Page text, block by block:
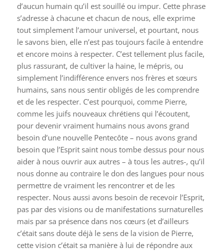
d’aucun humain qu’il est souillé ou impur. Cette phrase
s’adresse à chacune et chacun de nous, elle exprime
tout simplement l’amour universel, et pourtant, nous
le savons bien, elle n’est pas toujours facile à entendre
et encore moins à respecter. C’est tellement plus facile,
plus rassurant, de cultiver la haine, le mépris, ou
simplement l’indifférence envers nos frères et sœurs
humains, sans nous sentir obligés de les comprendre
et de les respecter. C’est pourquoi, comme Pierre,
comme les juifs nouveaux chrétiens qui l’écoutent,
pour devenir vraiment humains nous avons grand
besoin d’une nouvelle Pentecôte – nous avons grand
besoin que l’Esprit saint nous tombe dessus pour nous
aider à nous ouvrir aux autres – à tous les autres-, qu’il
nous donne au contraire le don des langues pour nous
permettre de vraiment les rencontrer et de les
respecter. Nous aussi avons besoin de recevoir l’Esprit,
pas par des visions ou de manifestations surnaturelles
mais par sa présence dans nos cœurs (et d’ailleurs
c’était sans doute déjà le sens de la vision de Pierre,
cette vision c’était sa manière à lui de répondre aux